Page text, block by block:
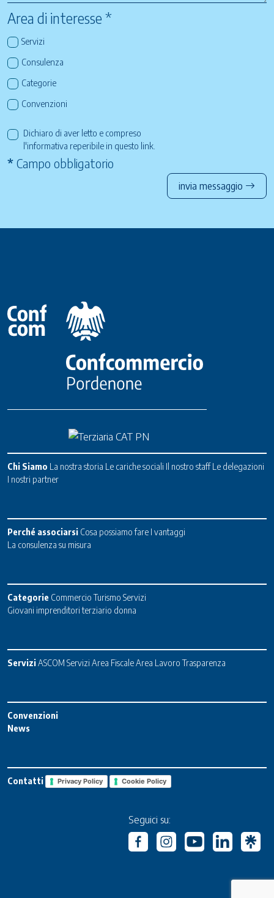
Area di interesse *
Servizi
Consulenza
Categorie
Convenzioni
Dichiaro di aver letto e compreso
l'informativa reperibile in questo link
* Campo obbligatorio
invia messaggio
Chi Siamo La nostra storia Le cariche sociali Il nostro staff Le delegazioni
I nostri partner
Perché associarsi Cosa possiamo fare I vantaggi
La consulenza su misura
Categorie Commercio Turismo Servizi
Giovani imprenditori terziario donna
ServiziASCOM Servizi Area FiscaleArea Lavoro Trasparenza
Convenzioni
News
Contatti Privacy Policy Cookie Policy
Seguici su: